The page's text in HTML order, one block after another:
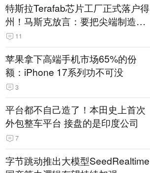
特斯拉Terafab芯片工厂正式落户得
州！马斯克放言：要把尖端制造带
回美国
11
苹果拿下高端手机市场65%的份
额：iPhone 17系列功不可没
3
平台都不自己造了！本田史上首次
外包整车平台 接盘的是印度公司
7
字节跳动推出大模型SeedRealtime